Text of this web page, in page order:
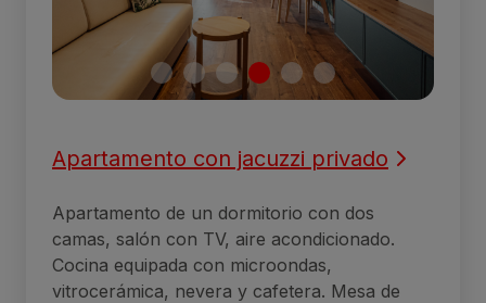
Apartamento con jacuzzi privado
Apartamento de un dormitorio con dos
camas, salón con TV, aire acondicionado.
Cocina equipada con microondas,
vitrocerámica, nevera y cafetera. Mesa de